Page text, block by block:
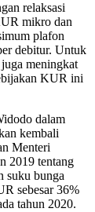
relaksasi
mikro dan
plafon
debitur. Untuk
meningkat
KUR ini
dalam
kembali
Menteri
2019 tentang
suku bunga
sebesar 36%
tahun 2020.